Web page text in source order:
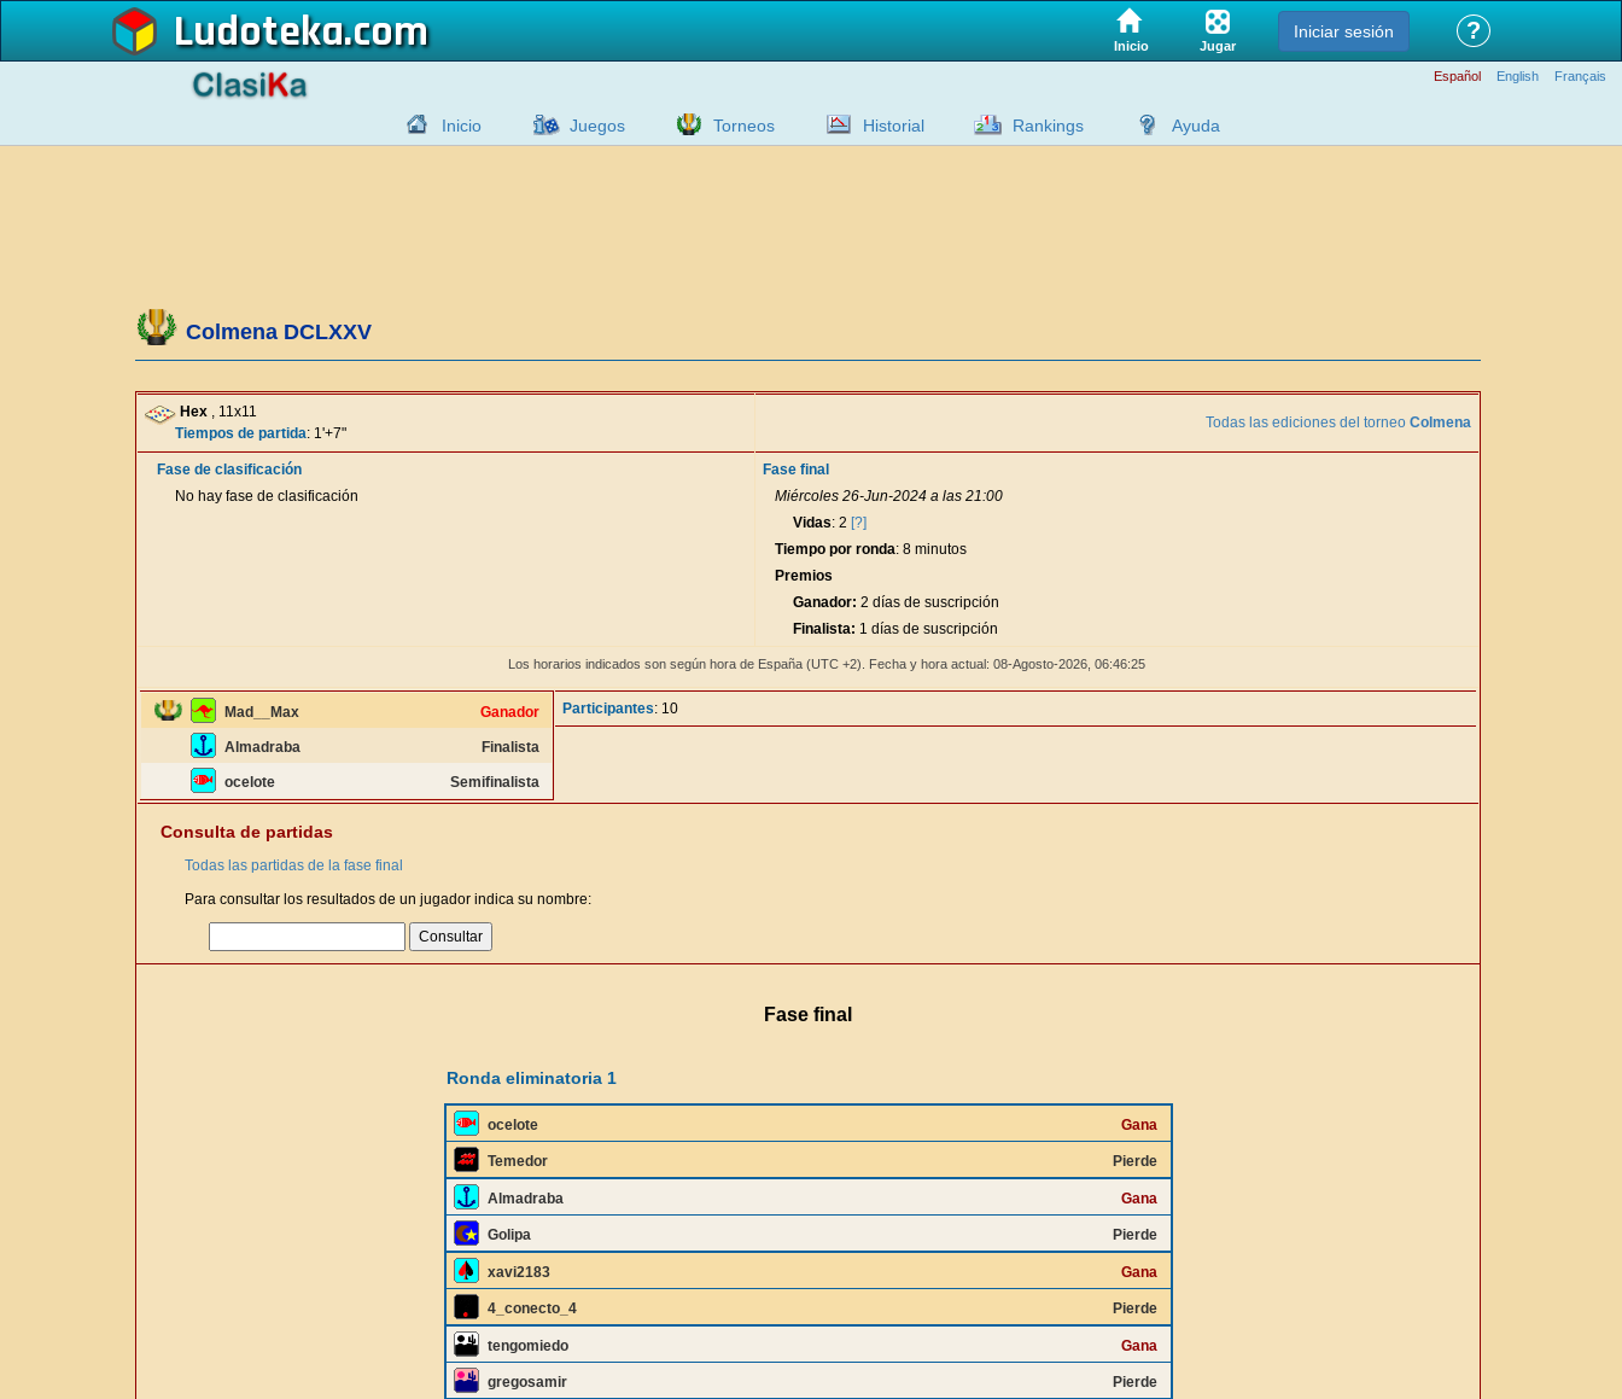
Ludoteka Inicio Jugar
Iniciar sesión ?
Español English Français
Inicio Juegos Torneos Historial Rankings Ayuda
Colmena DCLXXV
Hex , 11x11
Tiempos de partida: 1'+7"
Todas las ediciones del torneo Colmena
Fase de clasificación
No hay fase de clasificación
Fase final
Miércoles 26-Jun-2024 a las 21:00
Vidas: 2 [?]
Tiempo por ronda: 8 minutos
Premios
Ganador: 2 días de suscripción
Finalista: 1 días de suscripción
Los horarios indicados son según hora de España (UTC +2). Fecha y hora actual: 08-Agosto-2026, 06:46:25
Mad__Max Ganador
Almadraba Finalista
ocelote Semifinalista
Participantes: 10
Consulta de partidas
Todas las partidas de la fase final
Para consultar los resultados de un jugador indica su nombre:
Fase final
Ronda eliminatoria 1
ocelote Gana
Temedor Pierde
Almadraba Gana
Golipa Pierde
xavi2183 Gana
4_conecto_4 Pierde
tengomiedo Gana
gregosamir Pierde